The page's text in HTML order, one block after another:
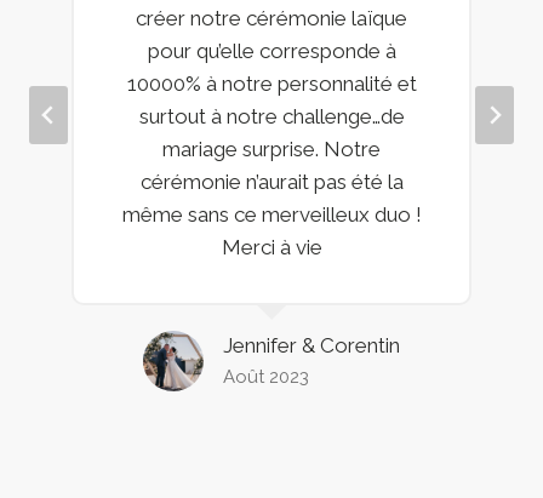
créer notre cérémonie laïque
pour qu’elle corresponde à
10000% à notre personnalité et
surtout à notre challenge…de
mariage surprise. Notre
cérémonie n’aurait pas été la
même sans ce merveilleux duo !
Merci à vie
Jennifer & Corentin
Août 2023